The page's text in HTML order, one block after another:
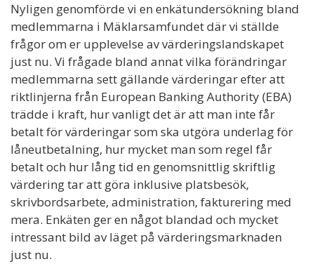
Nyligen genomförde vi en enkätundersökning bland
medlemmarna i Mäklarsamfundet där vi ställde
frågor om er upplevelse av värderingslandskapet
just nu. Vi frågade bland annat vilka förändringar
medlemmarna sett gällande värderingar efter att
riktlinjerna från European Banking Authority (EBA)
trädde i kraft, hur vanligt det är att man inte får
betalt för värderingar som ska utgöra underlag för
låneutbetalning, hur mycket man som regel får
betalt och hur lång tid en genomsnittlig skriftlig
värdering tar att göra inklusive platsbesök,
skrivbordsarbete, administration, fakturering med
mera. Enkäten ger en något blandad och mycket
intressant bild av läget på värderingsmarknaden
just nu.